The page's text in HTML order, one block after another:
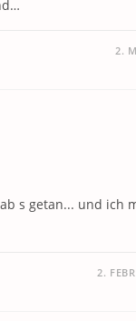
2.
s getan... und ich
2.